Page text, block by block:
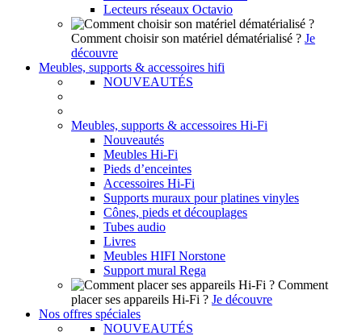
Lecteurs réseaux Octavio
Comment choisir son matériel dématérialisé ? Je
découvre
Meubles, supports & accessoires hifi
NOUVEAUTÉS
Meubles, supports & accessoires Hi-Fi
Nouveautés
Meubles Hi-Fi
Pieds d’enceintes
Accessoires Hi-Fi
Supports muraux pour platines vinyles
Cônes, pieds et découplages
Tubes audio
Livres
Meubles HIFI Norstone
Support mural Rega
Comment
placer ses appareils Hi-Fi ? Je découvre
Nos offres spéciales
NOUVEAUTÉS